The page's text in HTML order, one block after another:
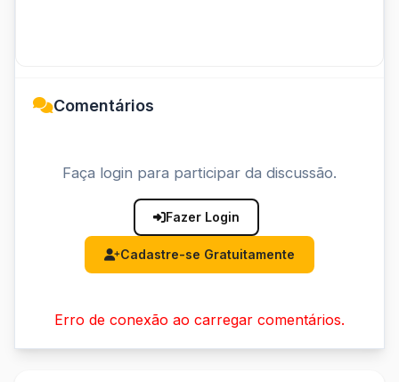
Comentários
Faça login para participar da discussão.
Fazer Login
Cadastre-se Gratuitamente
Erro de conexão ao carregar comentários.